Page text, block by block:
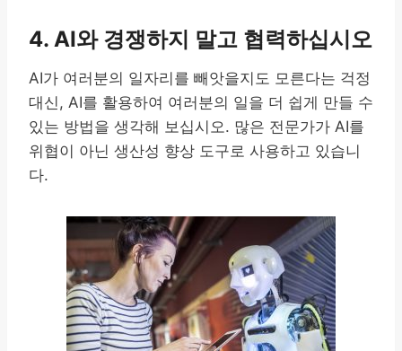
4. AI와 경쟁하지 말고 협력하십시오
AI가 여러분의 일자리를 빼앗을지도 모른다는 걱정
대신, AI를 활용하여 여러분의 일을 더 쉽게 만들 수
있는 방법을 생각해 보십시오. 많은 전문가가 AI를
위협이 아닌 생산성 향상 도구로 사용하고 있습니
다.